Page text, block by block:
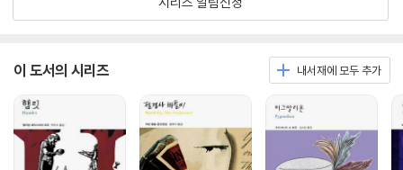
이 도서의 시리즈 내서재에 모두 추가